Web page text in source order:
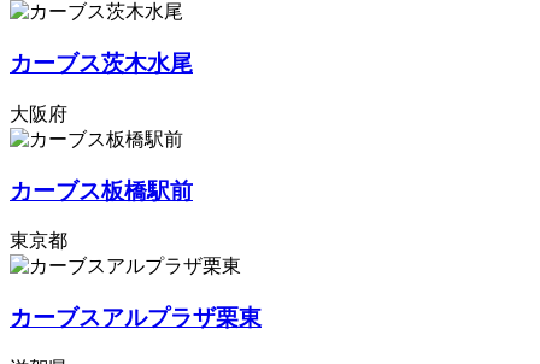
カーブス茨木水尾
大阪府
カーブス板橋駅前
東京都
カーブスアルプラザ栗東